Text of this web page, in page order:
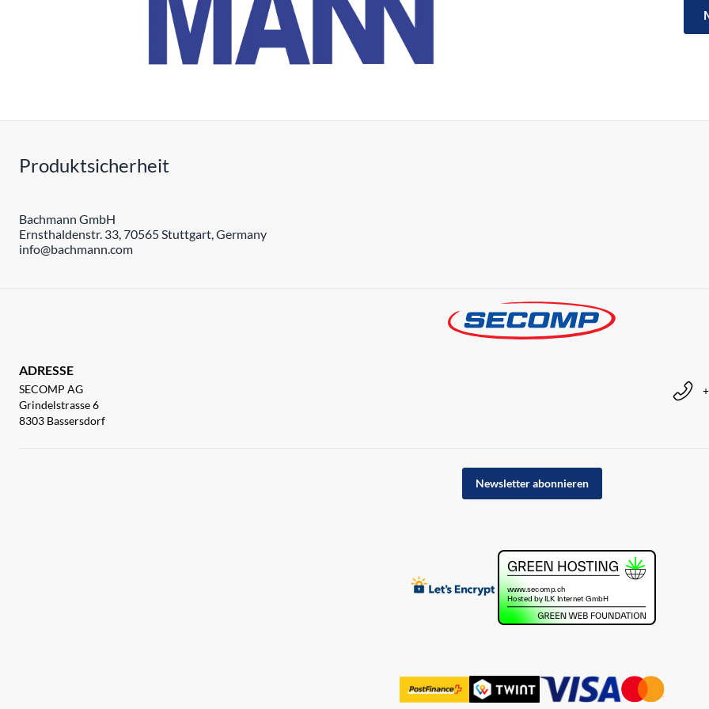
Produktsicherheit
Bachmann GmbH
Ernsthaldenstr. 33, 70565 Stuttgart, Germany
info@bachmann.com
ADRESSE
SECOMP AG
Grindelstrasse 6
8303 Bassersdorf
Newsletter abonnieren